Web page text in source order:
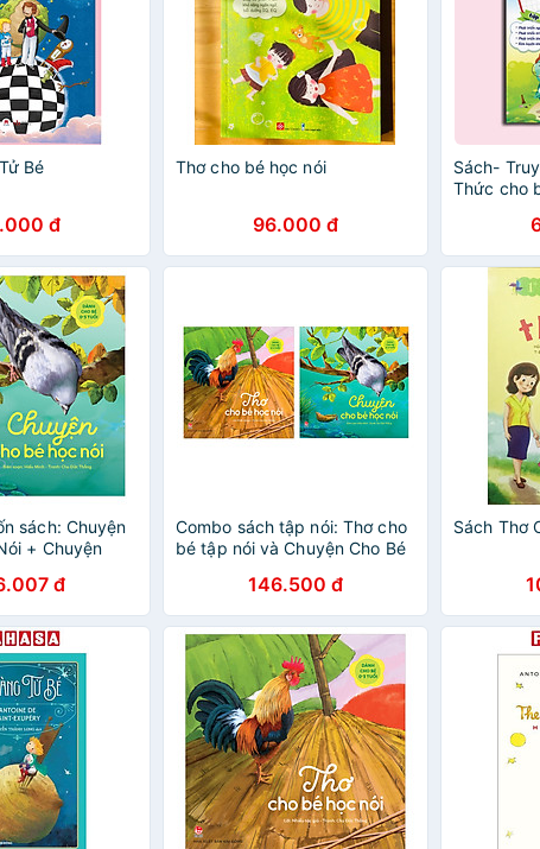
Bé
đ
Thơ cho bé học nói
96.000 đ
Sách-
Thức cho
sách: Chuyện
+ Chuyện
đ
Combo sách tập nói: Thơ cho
bé tập nói và Chuyện Cho Bé
146.500 đ
Sách Thơ